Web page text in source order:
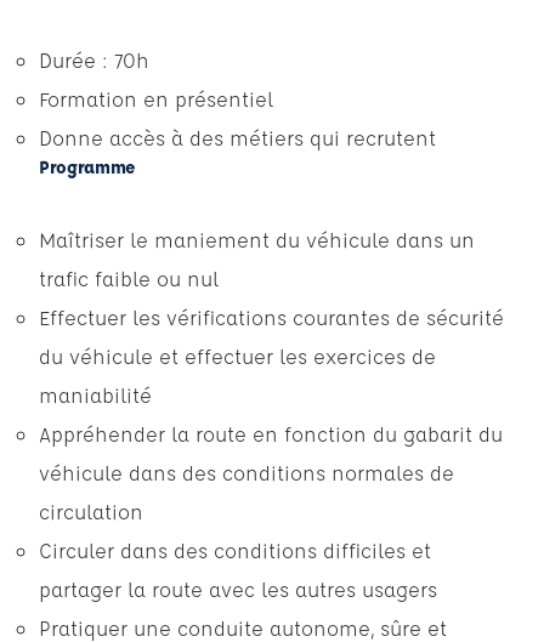
Durée : 70h
Formation en présentiel
Donne accès à des métiers qui recrutent
Programme
Maîtriser le maniement du véhicule dans un
trafic faible ou nul
Effectuer les vérifications courantes de sécurité
du véhicule et effectuer les exercices de
maniabilité
Appréhender la route en fonction du gabarit du
véhicule dans des conditions normales de
circulation
Circuler dans des conditions difficiles et
partager la route avec les autres usagers
Pratiquer une conduite autonome, sûre et